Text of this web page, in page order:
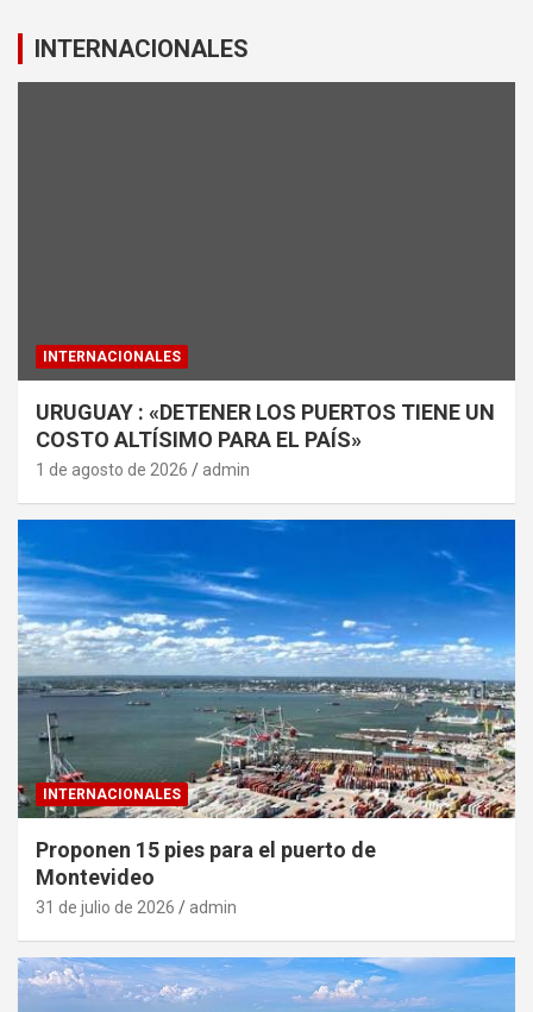
INTERNACIONALES
INTERNACIONALES
URUGUAY : «DETENER LOS PUERTOS TIENE UN
COSTO ALTÍSIMO PARA EL PAÍS»
1 de agosto de 2026 admin
INTERNACIONALES
Proponen 15 pies para el puerto de
Montevideo
31 de julio de 2026 admin